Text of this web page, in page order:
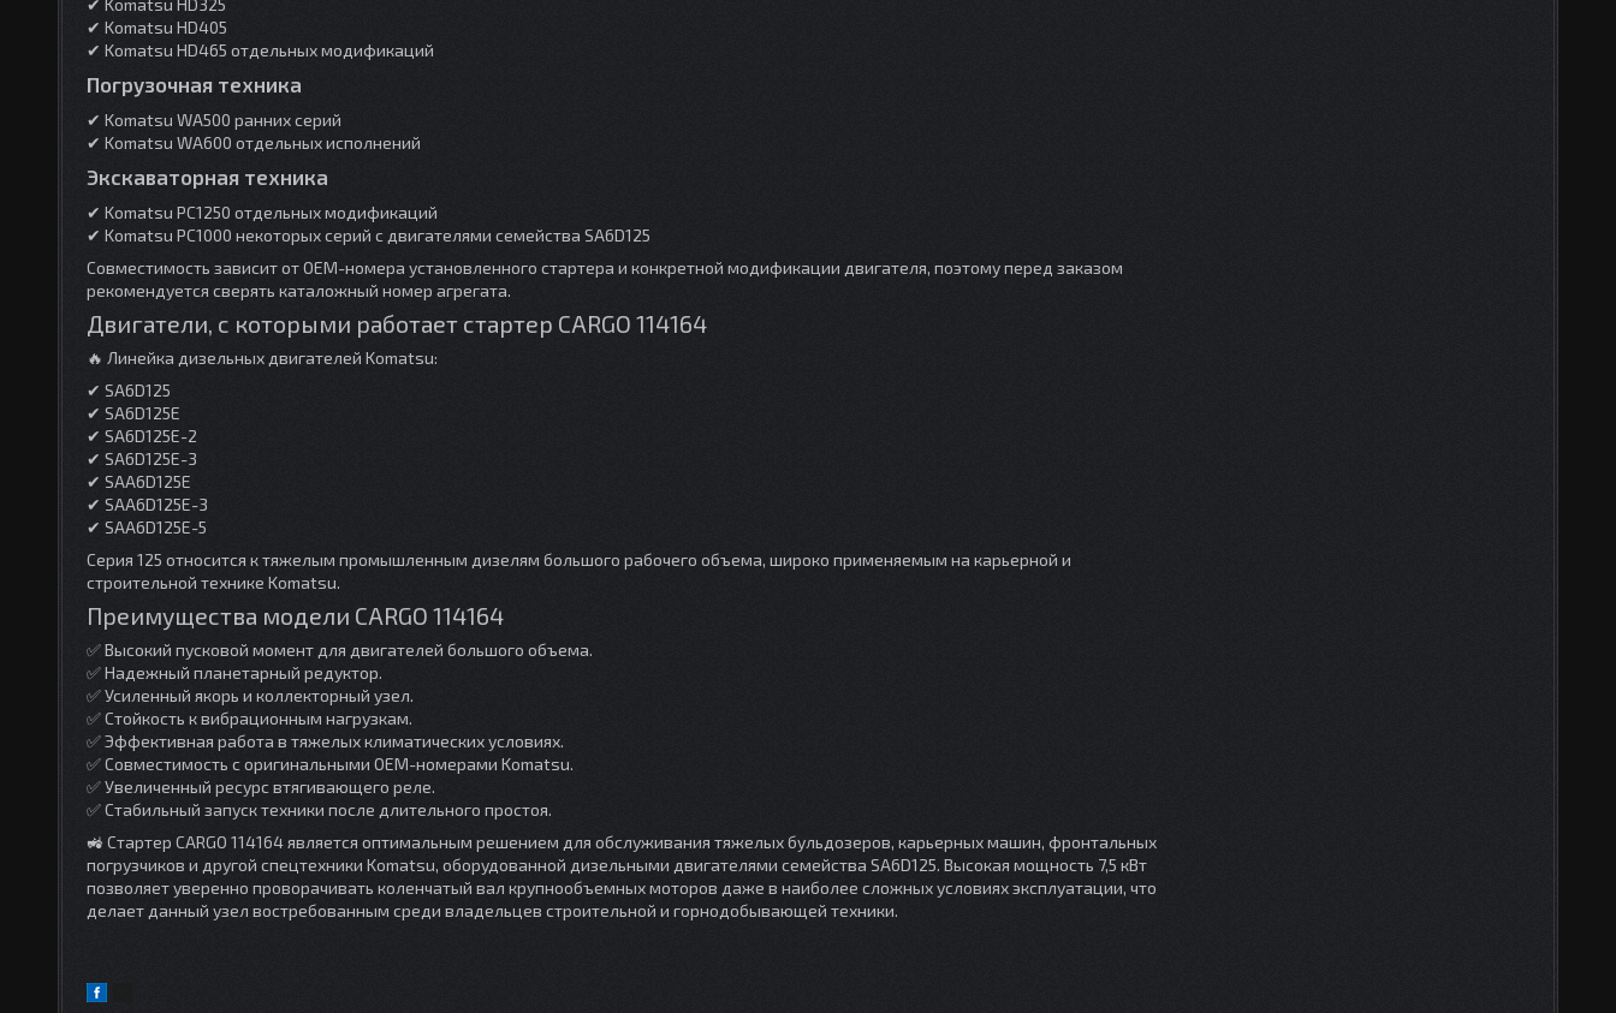
✔ Komatsu HD405
✔ Komatsu HD465 отдельных модификаций
Погрузочная техника
✔ Komatsu WA500 ранних серий
✔ Komatsu WA600 отдельных исполнений
Экскаваторная техника
✔ Komatsu PC1250 отдельных модификаций
✔ Komatsu PC1000 некоторых серий с двигателями семейства SA6D125
Совместимость зависит от OEM-номера установленного стартера и конкретной модификации двигателя, поэтому перед заказом
рекомендуется сверять каталожный номер агрегата.
Двигатели, с которыми работает стартер CARGO 114164
🔥 Линейка дизельных двигателей Komatsu:
✔ SA6D125
✔ SA6D125E
✔ SA6D125E-2
✔ SA6D125E-3
✔ SAA6D125E
✔ SAA6D125E-3
✔ SAA6D125E-5
Серия 125 относится к тяжелым промышленным дизелям большого рабочего объема, широко применяемым на карьерной и
строительной технике Komatsu.
Преимущества модели CARGO 114164
✅ Высокий пусковой момент для двигателей большого объема.
✅ Надежный планетарный редуктор.
✅ Усиленный якорь и коллекторный узел.
✅ Стойкость к вибрационным нагрузкам.
✅ Эффективная работа в тяжелых климатических условиях.
✅ Совместимость с оригинальными OEM-номерами Komatsu.
✅ Увеличенный ресурс втягивающего реле.
✅ Стабильный запуск техники после длительного простоя.
🚜 Стартер CARGO 114164 является оптимальным решением для обслуживания тяжелых бульдозеров, карьерных машин, фронтальных
погрузчиков и другой спецтехники Komatsu, оборудованной дизельными двигателями семейства SA6D125. Высокая мощность 7,5 кВт
позволяет уверенно проворачивать коленчатый вал крупнообъемных моторов даже в наиболее сложных условиях эксплуатации, что
делает данный узел востребованным среди владельцев строительной и горнодобывающей техники.